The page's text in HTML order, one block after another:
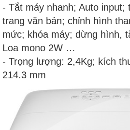
- Tắt máy nhanh; Auto input;
trang văn bản; chỉnh hình
mức; khóa máy; dừng hình,
Loa mono 2W …
- Trọng lượng: 2,4Kg; kích
214.3 mm ‎